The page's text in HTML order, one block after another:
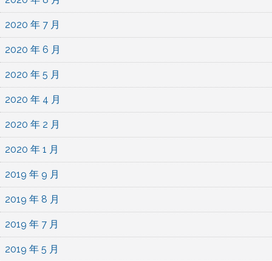
2020 年 7 月
2020 年 6 月
2020 年 5 月
2020 年 4 月
2020 年 2 月
2020 年 1 月
2019 年 9 月
2019 年 8 月
2019 年 7 月
2019 年 5 月